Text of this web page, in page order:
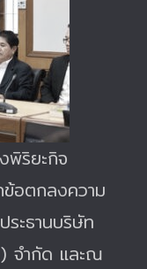
พิริยะกิจ
อตกลงความ
ะธานบริษัท
จำกัด และณ